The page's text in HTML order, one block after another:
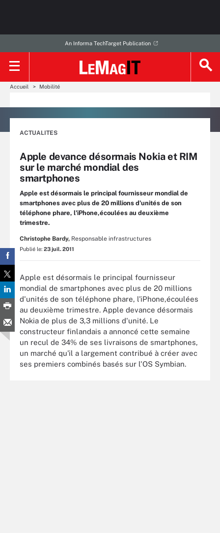
An Informa TechTarget Publication
Accueil Mobilité
ACTUALITES
Apple devance désormais Nokia et RIM
sur le marché mondial des
smartphones
Apple est désormais le principal fournisseur mondial de
smartphones avec plus de 20 millions d'unités de son
téléphone phare, l'iPhone,écoulées au deuxième
trimestre.
Christophe Bardy, Responsable infrastructures
Publié le: 23 juil. 2011
Apple est désormais le principal fournisseur
mondial de smartphones avec plus de 20 millions
d'unités de son téléphone phare, l'iPhone,écoulées
au deuxième trimestre. Apple devance désormais
Nokia de plus de 3,3 millions d'unité. Le
constructeur finlandais a annoncé cette semaine
un recul de 34% de ses livraisons de smartphones,
un marché qu'il a largement contribué à créer avec
ses premiers combinés basés sur l'OS Symbian.